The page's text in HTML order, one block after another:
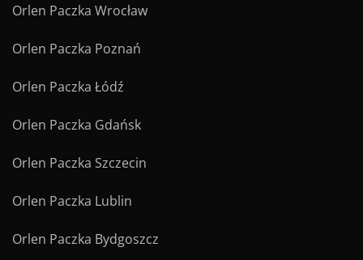
Orlen Paczka Wrocław
Orlen Paczka Poznań
Orlen Paczka Łódź
Orlen Paczka Gdańsk
Orlen Paczka Szczecin
Orlen Paczka Lublin
Orlen Paczka Bydgoszcz